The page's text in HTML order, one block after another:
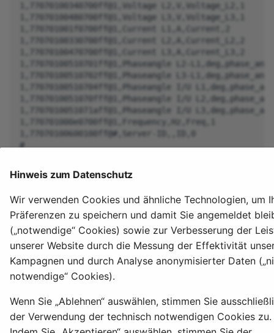
1,77070100340700ff@1,Voltage L2,V,Voltage_L2,1
1,77070100480700ff@1,Voltage L3,V,Voltage_L3,1
1,770701001f0700ff@1,Current L1,A,Current,2
1,77070100330700ff@1,Current L2,A,Current_L2,2
1,77070100470700ff@1,Current L3,A,Current_L3,2
1,77070100510701ff@1,Phaseangle L2-
1,77070100510702ff@1,Phaseangle L3-
1,77070100510704ff@1,Phaseangle I/U
1,7707010051070fff@1,Phaseangle I/U
1,7707010051071aff@1,Phaseangle I/U
1,770701000e0700ff@1,Frequency,Hz,Freq,1
1,77070100600100ff@#,Server-ID,,ID,0
Cookie Einstellungen Impressum AGB
DatenschutzerklärungWiderrufsbelehrung
Hinweis zum Datenschutz
Wir verwenden Cookies und ähnliche Technologien, um
Präferenzen zu speichern und damit Sie angemeldet
(„notwendige“ Cookies) sowie zur Verbesserung der
unserer Website durch die Messung der Effektivität
Kampagnen und durch Analyse anonymisierter Daten
notwendige“ Cookies).
Wenn Sie „Ablehnen“ auswählen, stimmen Sie
der Verwendung der technisch notwendigen Cookies zu.